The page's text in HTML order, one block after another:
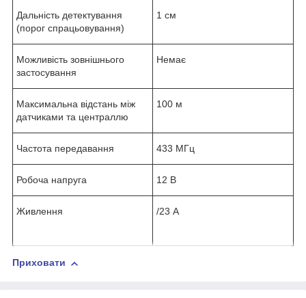
Дальність детектування
(порог спрацьовування)
1 см
Можливість зовнішнього
застосування
Немає
Максимальна відстань між
датчиками та централлю
100 м
Частота передавання 433 МГц
Робоча напруга 12 В
Живлення /23 А
Приховати